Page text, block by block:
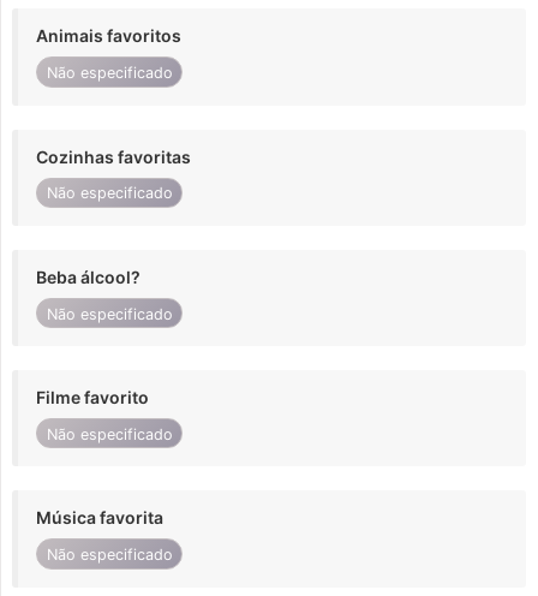
Animais favoritos
Não especificado
Cozinhas favoritas
Não especificado
Beba álcool?
Não especificado
Filme favorito
Não especificado
Música favorita
Não especificado